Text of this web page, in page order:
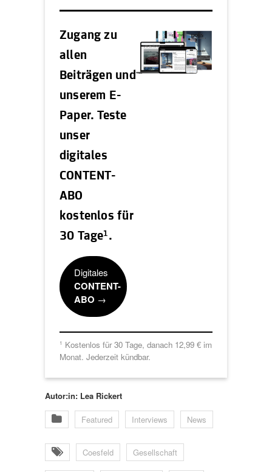
Zugang zu
allen
Beiträgen und
unserem E-
Paper. Teste
unser
digitales
CONTENT-
ABO
kostenlos für
30 Tage1 .
Digitales
CONTENT-
ABO →
1 Kostenlos für 30 Tage, danach 12,99 € im
Monat. Jederzeit kündbar.
Autor:in: Lea Rickert
Featured Interviews News
Coesfeld Gesellschaft